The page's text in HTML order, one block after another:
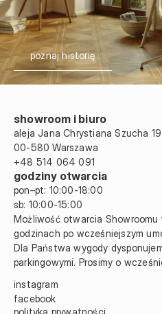
poznaj historię
showroom i biuro
aleja Jana Chrystiana Szucha 19
00-580 Warszawa
+48 514 064 091
godziny otwarcia
pon–pt: 10:00-18:00
sb: 10:00-15:00
instagram
facebook
Możliwość otwarcia Showroomu
godzinach po wcześniejszym
Dla Państwa wygody
parkingowymi. Prosimy o
polityka prywatności